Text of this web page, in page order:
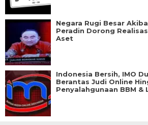
Negara Rugi Besar
Peradin Dorong
Aset
Indonesia Bersih, IMO
Berantas Judi Online
Penyalahgunaan BBM &